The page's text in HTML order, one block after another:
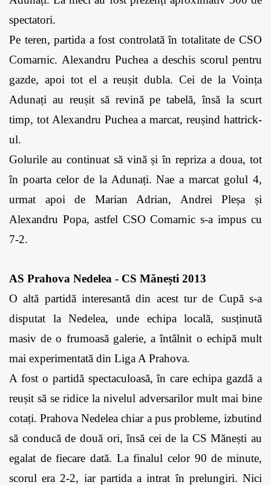
spectatori.
Pe teren, partida a fost controlată în totalitate de CSO
Comarnic. Alexandru Puchea a deschis scorul pentru
gazde, apoi tot el a reușit dubla. Cei de la Voința
Adunați au reușit să revină pe tabelă, însă la scurt
timp, tot Alexandru Puchea a marcat, reușind hattrick-
ul.
Golurile au continuat să vină și în repriza a doua, tot
în poarta celor de la Adunați. Nae a marcat golul 4,
urmat apoi de Marian Adrian, Andrei Pleșa și
Alexandru Popa, astfel CSO Comarnic s-a impus cu
7-2.
AS Prahova Nedelea - CS Mănești 2013
O altă partidă interesantă din acest tur de Cupă s-a
disputat la Nedelea, unde echipa locală, susținută
masiv de o frumoasă galerie, a întâlnit o echipă mult
mai experimentată din Liga A Prahova.
A fost o partidă spectaculoasă, în care echipa gazdă a
reușit să se ridice la nivelul adversarilor mult mai bine
cotați. Prahova Nedelea chiar a pus probleme, izbutind
să conducă de două ori, însă cei de la CS Mănești au
egalat de fiecare dată. La finalul celor 90 de minute,
scorul era 2-2, iar partida a intrat în prelungiri. Nici